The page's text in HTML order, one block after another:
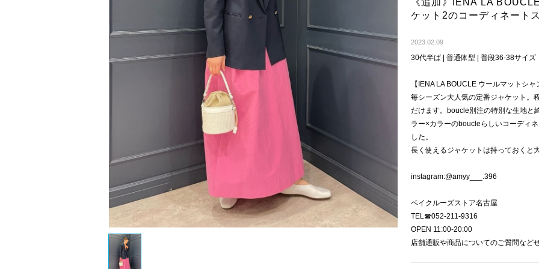
《追加》IENA LA
ケット2のコーディネート
2023.02.09
30代半ば | 普通体型 | 普段36-38サイズ
【IENA LA BOUCLE ウールマットシ
毎シーズン大人気の定番ジャケット。
だけます。boucle別注の特別な生地と
ラー×カラーのboucleらしいコーディ
した。
長く使えるジャケットは持っておくと
instagram:@amyy___.396
ベイクルーズストア名古屋
TEL☎︎052-211-9316
OPEN 11:00-20:00
店舗通販や商品についてのご質問など